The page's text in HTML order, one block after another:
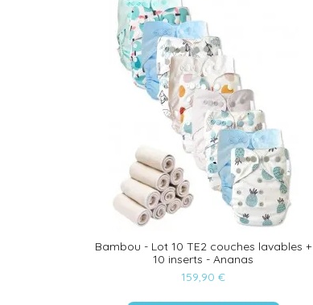
Bambou - Lot 10 TE2 couches lavables +
10 inserts - Ananas
159,90 €